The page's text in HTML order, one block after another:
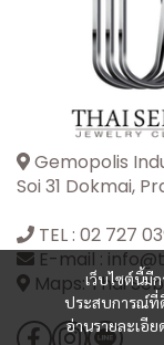
เว็บไซต์นี้มี
ประสบการณ์ที่
อ่านรายละเอีย
Gemopolis
Soi 31 Dokmai,
TEL : 02 727
E-mail :
Maps: Thai